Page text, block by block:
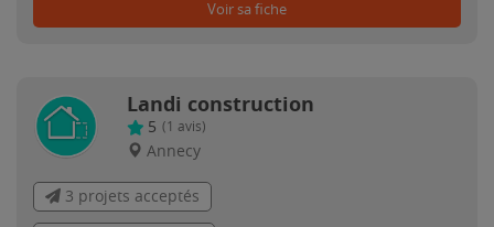
Voir sa fiche
Landi construction
5 (1 avis)
Annecy
3 projets acceptés